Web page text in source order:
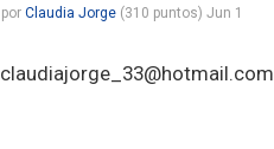
por Claudia Jorge (310 puntos) Jun 1
claudiajorge_33@hotmail.com